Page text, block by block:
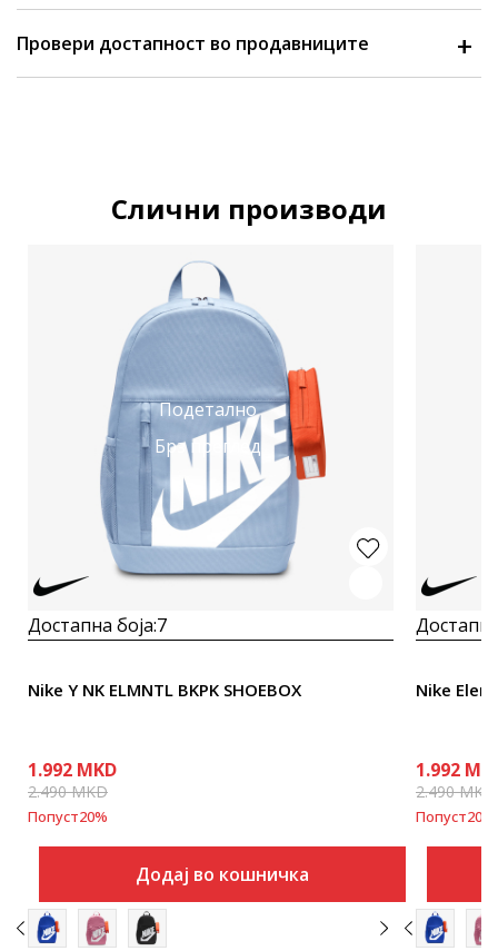
Провери достапност во продавниците
Слични производи
Подетално
Брз преглед
Достапна боја:7
Nike Y NK ELMNTL BKPK SHOEBOX
1.992 MKD
2.490MKD
Попуст20%
Додај во кошничка
Nike
1.992
2.490MKD
Попуст20